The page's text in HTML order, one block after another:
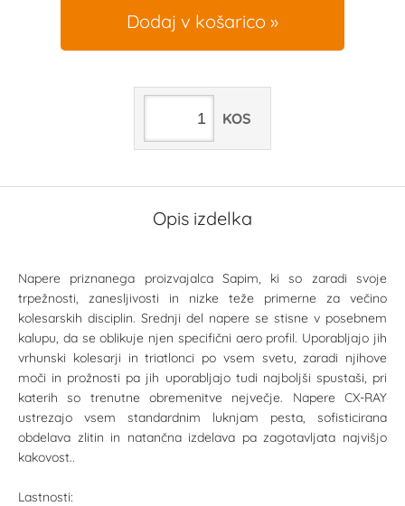
Dodaj v košarico
KOS
Opis izdelka
Napere priznanega proizvajalca Sapim, ki so zaradi svoje
trpežnosti, zanesljivosti in nizke teže primerne za večino
kolesarskih disciplin. Srednji del napere se stisne v posebnem
kalupu, da se oblikuje njen specifični aero profil. Uporabljajo jih
vrhunski kolesarji in triatlonci po vsem svetu, zaradi njihove
moči in prožnosti pa jih uporabljajo tudi najboljši spustaši, pri
katerih so trenutne obremenitve nejvečje. Napere CX-RAY
ustrezajo vsem standardnim luknjam pesta, sofisticirana
obdelava zlitin in natančna izdelava pa zagotavljata najvišjo
kakovost..
Lastnosti: